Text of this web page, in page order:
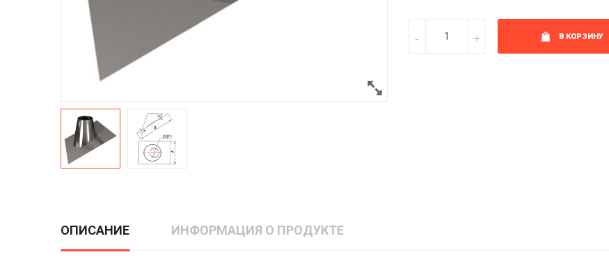
В КОРЗИНУ
ОПИСАНИЕ ИНФОРМАЦИЯ О ПРОДУКТЕ